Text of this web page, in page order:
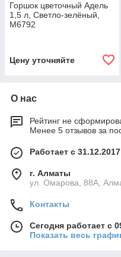
Горшок цветочный Адель
1,5 л, Светло-зелёный,
М6792
Цену уточняйте
О нас
Рейтинг не
Менее 5 отзывов за
Работает с 31.12.2017
г. Алматы
ул. Омарова, 88А,
Контакты
Сегодня работает с
Показать весь